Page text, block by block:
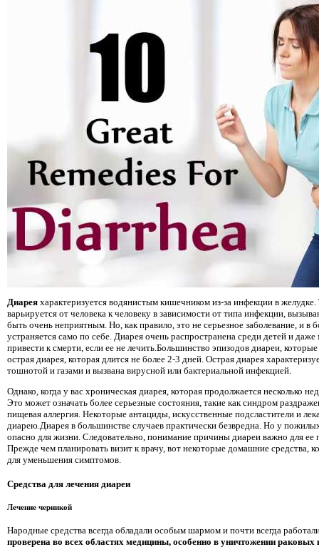
Диарея характеризуется водянистым кишечником из-за инфекции в желудке.
варьируется от человека к человеку в зависимости от типа инфекции,
быть очень неприятным. Но, как правило, это не серьезное заболевание, и в
устраняется само по себе. Диарея очень распространена среди детей и
привести к смерти, если ее не лечить.Большинство эпизодов диареи,
острая диарея, которая длится не более 2-3 дней. Острая диарея
тошнотой и газами и вызвана вирусной или бактериальной инфекцией.
Однако, когда у вас хроническая диарея, которая продолжается несколько
Это может означать более серьезные состояния, такие как синдром
пищевая аллергия. Некоторые антациды, искусственные подсластители и
диарею.Диарея в большинстве случаев практически безвредна. Но у
опасно для жизни. Следовательно, понимание причины диареи важно для ее
Прежде чем планировать визит к врачу, вот некоторые домашние средства,
для уменьшения симптомов.
Средства для лечения диареи
Лечение черникой
Народные средства всегда обладали особым шармом и почти всегда
проверена во всех областях медицины, особенно в уничтожении раковых